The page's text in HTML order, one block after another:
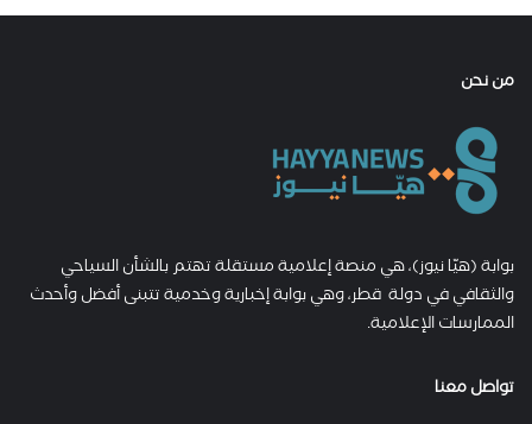
من نحن
بوابة (هيّا نيوز)، هي منصة إعلامية مستقلة تهتم بالشأن السياحي
والثقافي في دولة قطر، وهي بوابة إخبارية وخدمية تتبنى أفضل وأحدث
الممارسات الإعلامية.
تواصل معنا